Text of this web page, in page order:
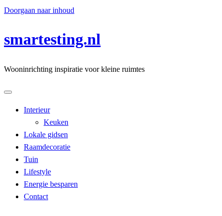
Doorgaan naar inhoud
smartesting.nl
Wooninrichting inspiratie voor kleine ruimtes
Interieur
Keuken
Lokale gidsen
Raamdecoratie
Tuin
Lifestyle
Energie besparen
Contact